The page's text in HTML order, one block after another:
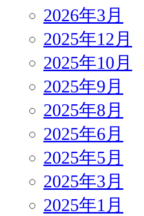
2026年3月
2025年12月
2025年10月
2025年9月
2025年8月
2025年6月
2025年5月
2025年3月
2025年1月